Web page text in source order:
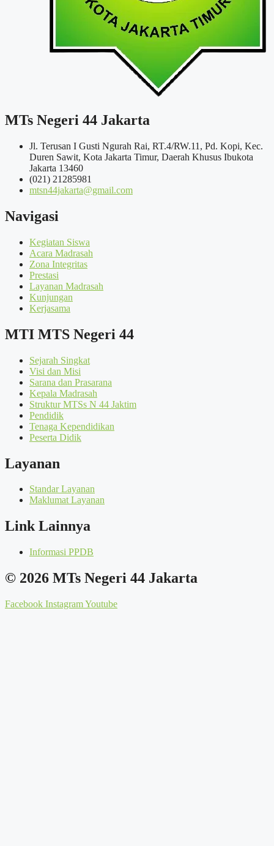
MTs Negeri 44 Jakarta
Jl. Terusan I Gusti Ngurah Rai, RT.4/RW.11, Pd. Kopi, Kec.
Duren Sawit, Kota Jakarta Timur, Daerah Khusus Ibukota
Jakarta 13460
(021) 21285981
mtsn44jakarta@gmail.com
Navigasi
Kegiatan Siswa
Acara Madrasah
Zona Integritas
Prestasi
Layanan Madrasah
Kunjungan
Kerjasama
MTI MTS Negeri 44
Sejarah Singkat
Visi dan Misi
Sarana dan Prasarana
Kepala Madrasah
Struktur MTSs N 44 Jaktim
Pendidik
Tenaga Kependidikan
Peserta Didik
Layanan
Standar Layanan
Maklumat Layanan
Link Lainnya
Informasi PPDB
© 2026 MTs Negeri 44 Jakarta
Facebook InstagramYoutube